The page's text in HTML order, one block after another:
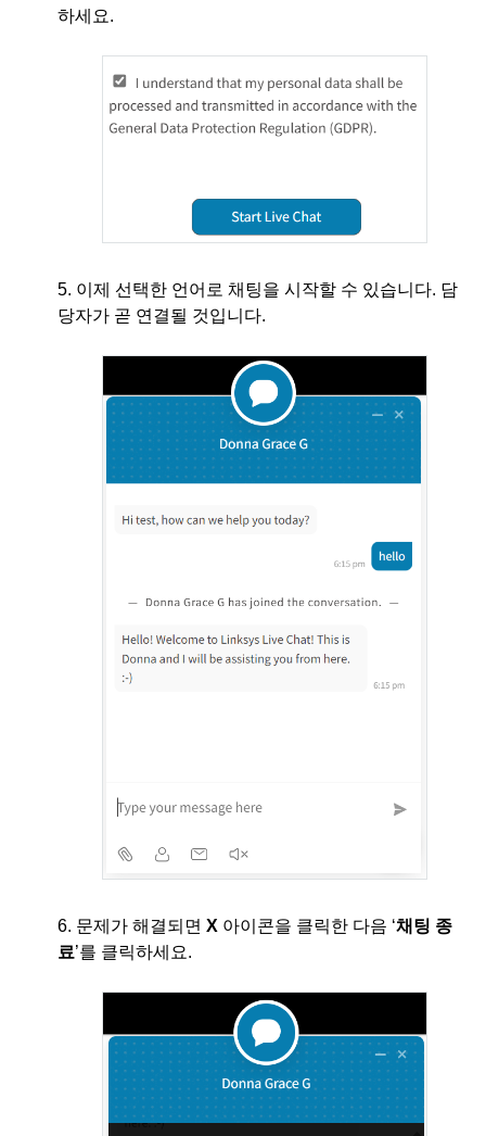
하세요.
5. 이제 선택한 언어로 채팅을 시작할 수 있습니다. 담
당자가 곧 연결될 것입니다.
6. 문제가 해결되면X 아이콘을 클릭한 다음 ‘채팅 종
료’를 클릭하세요.